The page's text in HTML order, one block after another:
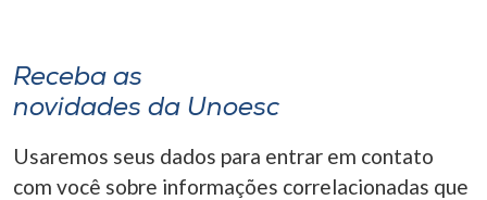
Receba as
novidades da Unoesc
Usaremos seus dados para entrar em contato
com você sobre informações correlacionadas que